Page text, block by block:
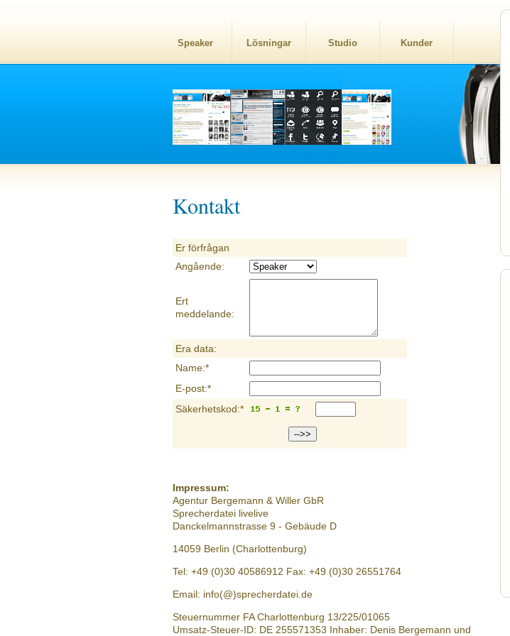
Speaker Lösningar Studio Kunder
Kontakt
Er förfrågan
Angående:
Ert
meddelande:
Era data:
Name:*
E-post:*
Säkerhetskod:*
Impressum:
Agentur Bergemann & Willer GbR
Sprecherdatei livelive
Danckelmannstrasse 9 - Gebäude D
14059 Berlin (Charlottenburg)
Tel: +49 (0)30 40586912 Fax: +49 (0)30 26551764
Email: info(@)sprecherdatei.de
Steuernummer FA Charlottenburg 13/225/01065
Umsatz-Steuer-ID: DE 255571353 Inhaber: Denis Bergemann und